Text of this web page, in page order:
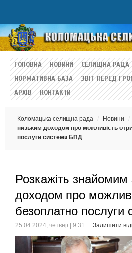
ГОЛОВНА НОВИНИ СЕЛИЩНА РАДА
НОРМАТИВНА БАЗА
ЗВІТ ПЕРЕД
АРХІВ
КОНТАКТИ
Коломацька селищна рада Новини
низьким доходом про можливість
послуги системи БПД
Розкажіть знайомим
доходом про
безоплатно
25.04.2024, четвер | 9:31 Залишити